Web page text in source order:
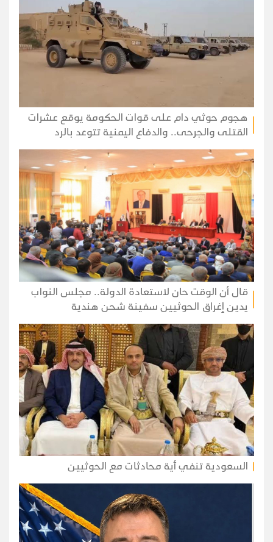
هجوم حوثي دام على قوات الحكومة يوقع عشرات
القتلى والجرحى.. والدفاع اليمنية تتوعد بالرد
قال أن الوقت حان لاستعادة الدولة.. مجلس النواب
يدين إغراق الحوثيين سفينة شحن هندية
السعودية تنفي أية محادثات مع الحوثيين